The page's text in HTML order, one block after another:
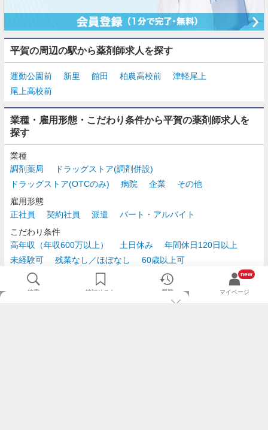
平賀の周辺の駅から薬剤師求人を探す
運動公園前 新里 館田 柏農高校前
津軽尾上
尾上高校前
業種・雇用形態・こだわり条件から平賀の薬剤師求人を
探す
業種
調剤薬局
ドラッグストア(調剤併設)
ドラッグストア(OTCのみ)
病院 企業
その他
雇用形態
正社員
契約社員 派遣
パート・アルバイト
こだわり条件
高年収（年収600万以上）
土日休み
年間休日120日以上
未経験可
残業なし／ほぼなし
60歳以上可
時給2,500円以上
検索 検討リスト 履歴
new
マイページ